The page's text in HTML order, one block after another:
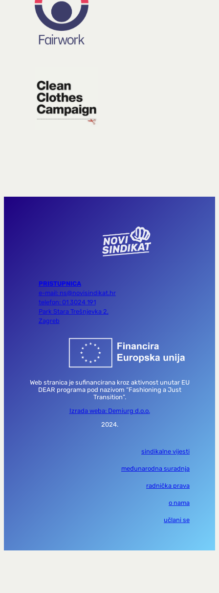
PRISTUPNICA
e-mail: ns@novisindikat.hr
telefon: 01 3024 191
Park Stara Trešnjevka 2,
Zagreb
Web stranica je sufinancirana kroz aktivnost unutar EU
DEAR programa pod nazivom “Fashioning a Just
Transition”.
Izrada weba: Demiurg d.o.o.
2024.
sindikalne vijesti
međunarodna suradnja
radnička prava
o nama
učlani se